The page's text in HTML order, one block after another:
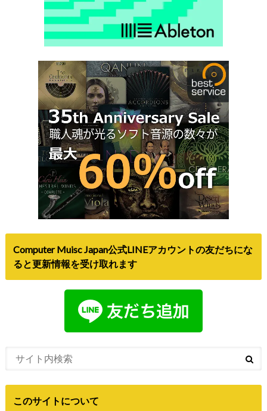
Computer Muisc Japan公式LINEアカウントの友だちにな
ると更新情報を受け取れます
このサイトについて